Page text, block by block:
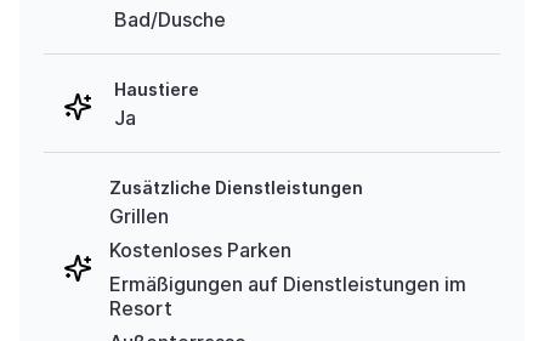
Bad/Dusche
Haustiere
Ja
Zusätzliche Dienstleistungen
Grillen
Kostenloses Parken
Ermäßigungen auf Dienstleistungen im
Resort